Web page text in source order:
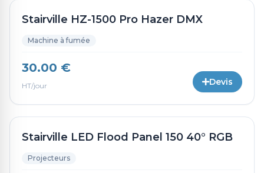
Stairville HZ-1500 Pro Hazer DMX
Machine à fumée
30.00 €
HT/jour Devis
Stairville LED Flood Panel 150 40° RGB
Projecteurs